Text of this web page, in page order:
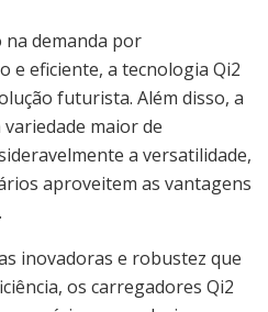
demanda por
e eficiente, a tecnologia Qi2
futurista. Além disso, a
maior de
a versatilidade,
aproveitem as vantagens
inovadoras e robustez que
os carregadores Qi2